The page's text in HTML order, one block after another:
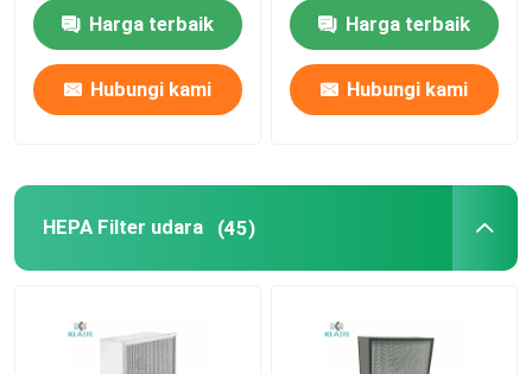
Harga terbaik
Hubungi kami
Harga terbaik
Hubungi kami
HEPA Filter udara (45)